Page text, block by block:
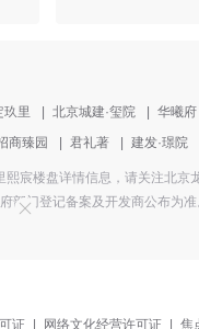
玖里 北京城建·玺院 华曦府
商臻园 君礼著 建发·璟院
宸楼盘详情信息，请关注北京
部门登记备案及开发商公布为
证 网络文化经营许可证 焦